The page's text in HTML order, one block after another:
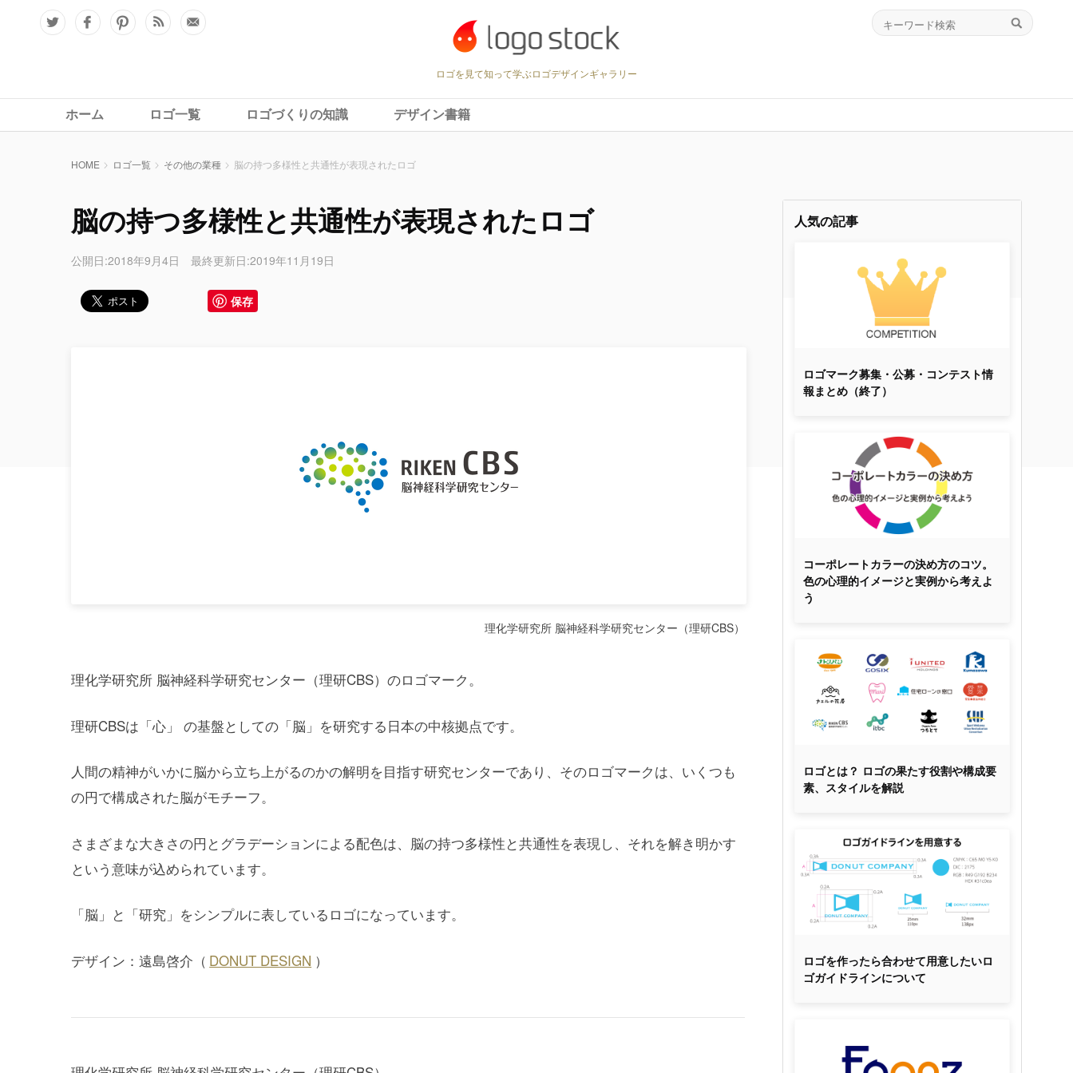
ロゴを見て知って学ぶロゴデザインギャラリー
ホーム ロゴ一覧 ロゴづくりの知識 デザイン書籍
HOME ロゴ一覧 その他の業種 脳の持つ多様性と共通性が表現されたロゴ
脳の持つ多様性と共通性が表現されたロゴ
公開日:2018年9月4日 最終更新日:2019年11月19日
保存
理化学研究所 脳神経科学研究センター（理研CBS）
理化学研究所 脳神経科学研究センター（理研CBS）のロゴマーク。
理研CBSは「心」 の基盤としての「脳」を研究する日本の中核拠点です。
人間の精神がいかに脳から立ち上がるのかの解明を目指す研究センターであり、そのロゴマークは、いくつも
の円で構成された脳がモチーフ。
さまざまな大きさの円とグラデーションによる配色は、脳の持つ多様性と共通性を表現し、それを解き明かす
という意味が込められています。
「脳」と「研究」をシンプルに表しているロゴになっています。
デザイン：遠島啓介（ DONUT DESIGN ）
人気の記事
ロゴマーク募集・公募・コンテスト情
報まとめ（終了）
コーポレートカラーの決め方のコツ。
色の心理的イメージと実例から考えよ
う
ロゴとは？ ロゴの果たす役割や構成要
素、スタイルを解説
ロゴを作ったら合わせて用意したいロ
ゴガイドラインについて